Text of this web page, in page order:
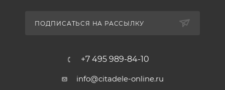
ПОДПИСАТЬСЯ НА РАССЫЛКУ
+7 495 989-84-10
info@citadele-online.ru